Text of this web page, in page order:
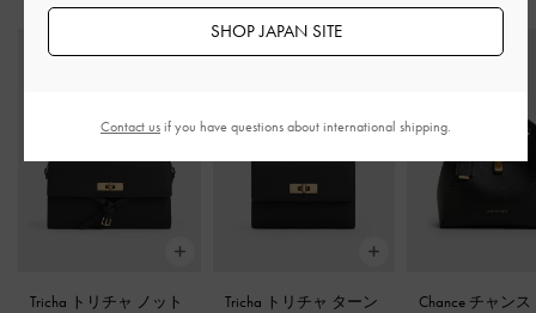
Tricha トリチャ ノット
Tricha トリチャ ターン
Chance チャン
SHOP JAPAN SITE
Contact usif you have questions about international shipping.